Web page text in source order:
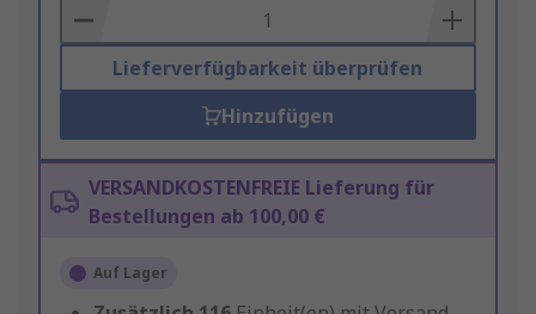
Basket
Lieferverfügbarkeit überprüfen
Hinzufügen
VERSANDKOSTENFREIE Lieferung für
Bestellungen ab 100,00 €
Auf Lager